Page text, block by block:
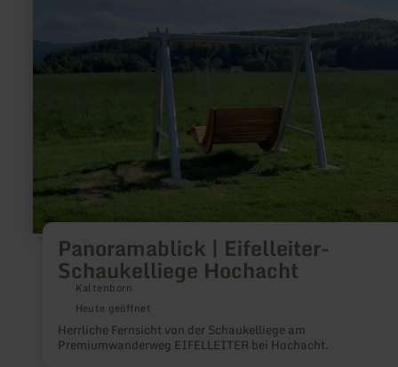
Panoramablick | Eifelleiter-
Schaukelliege Hochacht
Kaltenborn
Heute geöffnet
Herrliche Fernsicht von der Schaukelliege am
Premiumwanderweg EIFELLEITER bei Hochacht.